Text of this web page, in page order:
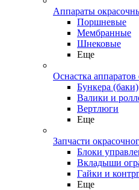
Аппараты
Поршневые
Мембранные
Шнековые
Еще
Оснастка
Бункера (баки)
Валики и
Вертлюги
Еще
Запчасти
Блоки
Вкладыши
Гайки и
Еще